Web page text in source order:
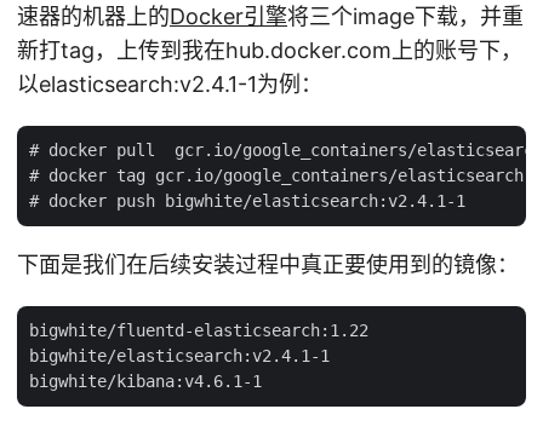
速器的机器上的Docker引擎将三个image下载，并重
新打tag，上传到我在hub.docker.com上的账号下，
以elasticsearch:v2.4.1-1为例：
# docker pull  gcr.io/google_containers/
# docker tag gcr.io/google_containers/
下面是我们在后续安装过程中真正要使用到的镜像：
bigwhite/fluentd-elasticsearch:1.22
bigwhite/elasticsearch:v2.4.1-1